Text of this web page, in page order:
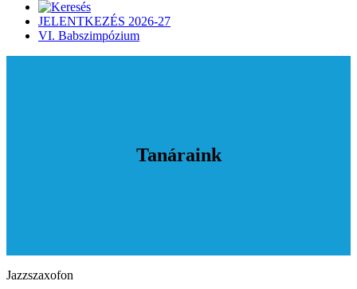
JELENTKEZÉS 2026-27
VI. Babszimpózium
Tanáraink
Jazzszaxofon